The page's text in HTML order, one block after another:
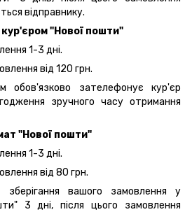
відправнику.
"Нової пошти"
1-3 дні.
від 120 грн.
обов'язково зателефонує кур'єр
зручного часу отримання
"Нової пошти"
1-3 дні.
від 80 грн.
вашого замовлення у
3 дні, після цього замовлення